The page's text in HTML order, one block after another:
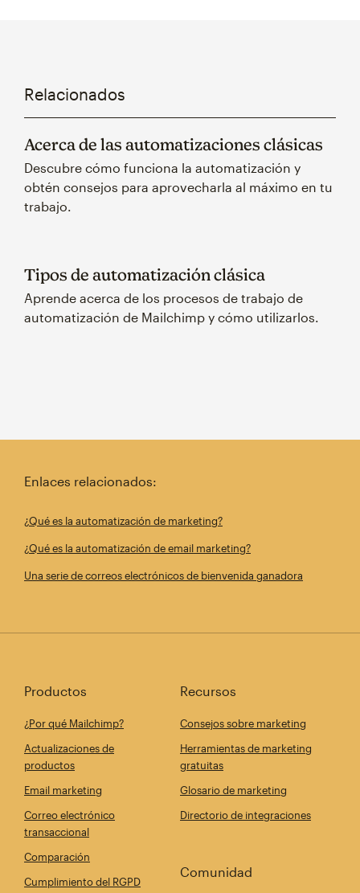
Relacionados
Acerca de las automatizaciones clásicas
Descubre cómo funciona la automatización y
obtén consejos para aprovecharla al máximo en tu
trabajo.
Tipos de automatización clásica
Aprende acerca de los procesos de trabajo de
automatización de Mailchimp y cómo utilizarlos.
Enlaces relacionados:
¿Qué es la automatización de marketing?
¿Qué es la automatización de email marketing?
Una serie de correos electrónicos de bienvenida ganadora
Productos
¿Por qué Mailchimp?
Actualizaciones de
productos
Email marketing
Correo electrónico
transaccional
Comparación
Cumplimiento del RGPD
Recursos
Consejos sobre marketing
Herramientas de marketing
gratuitas
Glosario de marketing
Directorio de integraciones
Comunidad